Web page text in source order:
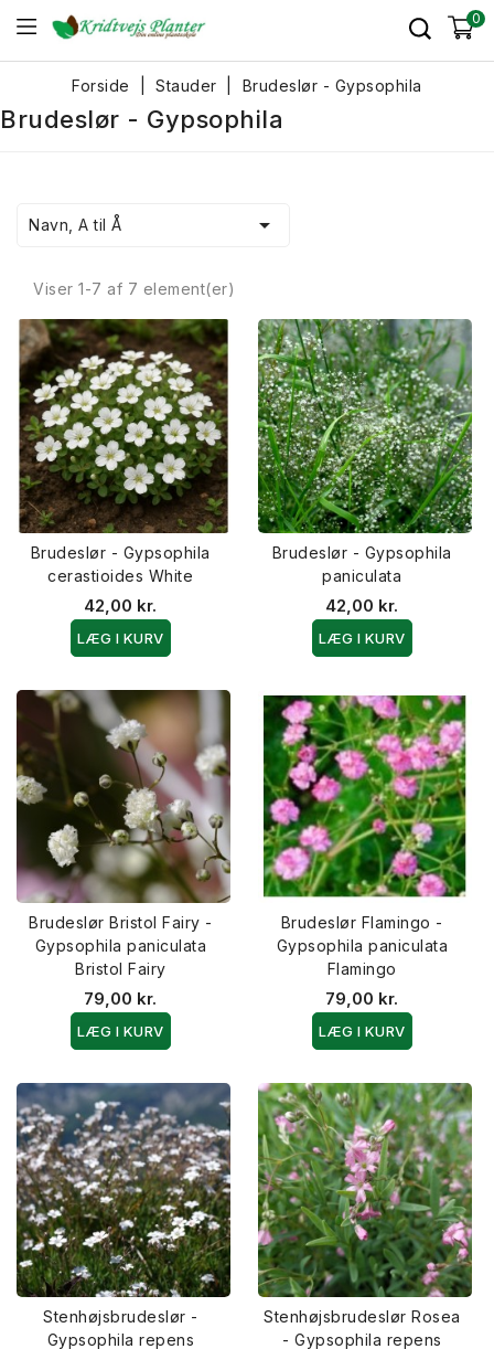
0
Forside Stauder Brudeslør - Gypsophila
Brudeslør - Gypsophila
Navn, A til Å 
Viser 1-7 af 7 element(er)
Brudeslør - Gypsophila
cerastioides White
42,00 kr.
LÆG I KURV
Brudeslør - Gypsophila
paniculata
42,00 kr.
LÆG I KURV
Brudeslør Bristol Fairy -
Gypsophila paniculata
Bristol Fairy
79,00 kr.
LÆG I KURV
Brudeslør Flamingo -
Gypsophila paniculata
Flamingo
79,00 kr.
LÆG I KURV
Stenhøjsbrudeslør -
Gypsophila repens
Stenhøjsbrudeslør Rosea
- Gypsophila repens